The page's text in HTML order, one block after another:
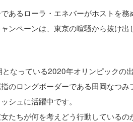
あるローラ・エネバーがホストを
ンペーンは、東京の喧騒から抜け出
なっている2020年オリンピックの
のロングボーダーである田岡なつ
シュに活躍中です。
たちが何を考えどう行動している